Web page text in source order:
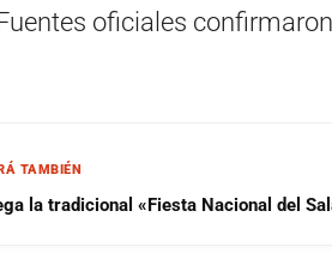
oficiales
TAMBIÉN
la tradicional «Fiesta Nacional del